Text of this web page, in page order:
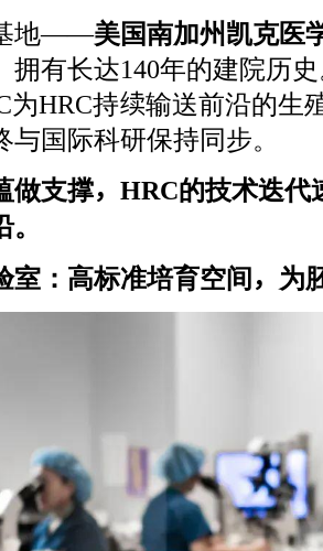
地——美国南加州凯克医
拥有长达140年的建院历
为HRC持续输送前沿的生
与国际科研保持同步。
做支撑，HRC的技术迭代
室：高标准培育空间，为